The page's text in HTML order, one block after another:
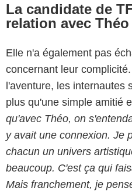
La candidate de
relation avec Théo
Elle n'a également pas
concernant leur
l'aventure, les internautes
plus qu'une simple amitié
qu'avec Théo, on
y avait une connexion. Je
chacun un univers
beaucoup. C'est ça qui
Mais franchement, je